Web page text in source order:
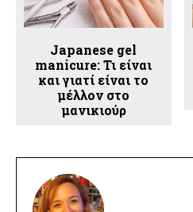
Japanese gel
manicure: Τι είναι
και γιατί είναι το
μέλλον στο
μανικιούρ